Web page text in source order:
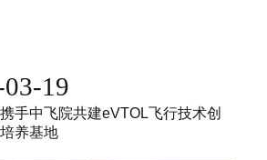
19
手中飞院共建eVTOL飞行技术创
养基地